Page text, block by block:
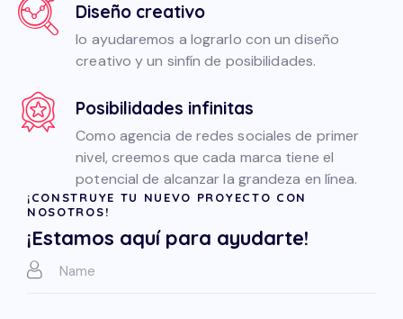
Diseño creativo
lo ayudaremos a lograrlo con un diseño
creativo y un sinfín de posibilidades.
Posibilidades infinitas
Como agencia de redes sociales de primer
nivel, creemos que cada marca tiene el
potencial de alcanzar la grandeza en línea.
¡CONSTRUYE TU NUEVO PROYECTO CON
NOSOTROS!
¡Estamos aquí para ayudarte!